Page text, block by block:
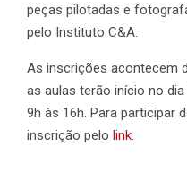
peças pilotadas e
pelo Instituto C&A.
As inscrições acontecem
as aulas terão início no
9h às 16h. Para participar
inscrição pelo link.